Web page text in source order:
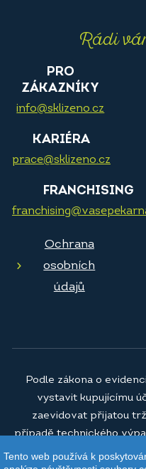
Rádi
PRO
ZÁKAZNÍKY
info@sklizeno.cz
KARIÉRA
prace@sklizeno.cz
FRANCHISING
Ochrana
osobních
údajů
© 2026
Podle zákona o
vystavit kupujícímu
zaevidovat přijatou
případě technického
Tento web používá k